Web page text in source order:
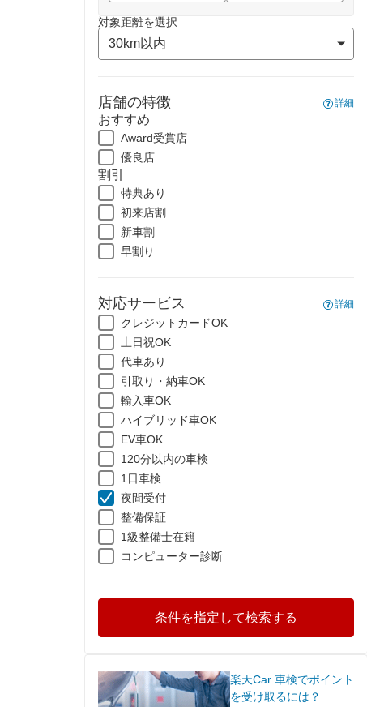
対象距離を選択
店舗の特徴 詳細
おすすめ
Award受賞店
優良店
割引
特典あり
初来店割
新車割
早割り
対応サービス 詳細
クレジットカードOK
土日祝OK
代車あり
引取り・納車OK
輸入車OK
ハイブリッド車OK
EV車OK
120分以内の車検
1日車検
夜間受付
整備保証
1級整備士在籍
コンピューター診断
条件を指定して検索する
楽天Car 車検でポイント
を受け取るには？